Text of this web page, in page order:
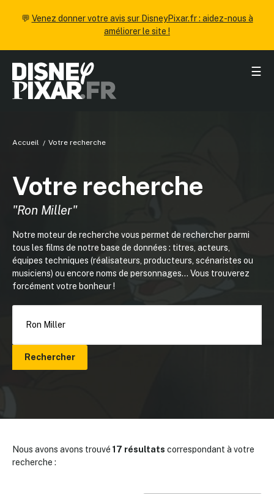
💬 Venez donner votre avis sur DisneyPixar.fr : aidez-nous à
améliorer le site !
☰
Accueil Votre recherche
Votre recherche
"Ron Miller"
Notre moteur de recherche vous permet de rechercher parmi
tous les films de notre base de données : titres, acteurs,
équipes techniques (réalisateurs, producteurs, scénaristes ou
musiciens) ou encore noms de personnages... Vous trouverez
forcément votre bonheur !
Rechercher
Nous avons avons trouvé 17 résultats correspondant à votre
recherche :